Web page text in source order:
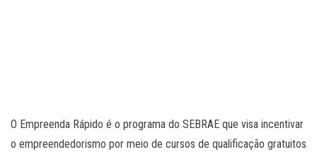
O Empreenda Rápido é o programa do SEBRAE que visa incentivar
o empreendedorismo por meio de cursos de qualificação gratuitos